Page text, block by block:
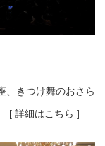
、きつけ舞のおさら
[ 詳細はこちら ]